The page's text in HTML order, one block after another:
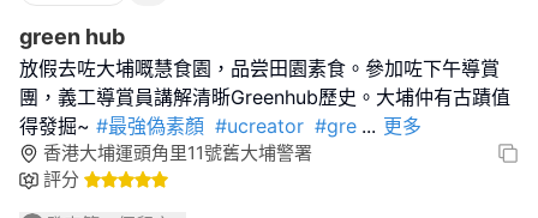
green hub
放假去咗大埔嘅慧食園，品尝田園素食。參加咗下午導賞
團，義工導賞員講解清晣Greenhub歷史。大埔仲有古蹟值
得發掘~ #最強偽素顏 #ucreator #gre ... 更多
香港大埔運頭角里11號舊大埔警署
評分